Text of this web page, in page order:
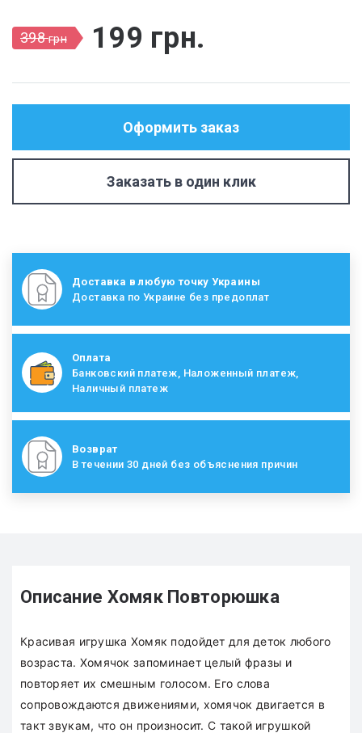
398грн 199 грн.
Оформить заказ
Заказать в один клик
Доставка в любую точку Украины
Доставка по Украине без предоплат
Оплата
Банковский платеж, Наложенный платеж,
Наличный платеж
Возврат
В течении 30 дней без объяснения причин
Описание Хомяк Повторюшка
Красивая игрушка Хомяк подойдет для деток любого
возраста. Хомячок запоминает целый фразы и
повторяет их смешным голосом. Его слова
сопровождаются движениями, хомячок двигается в
такт звукам, что он произносит. С такой игрушкой